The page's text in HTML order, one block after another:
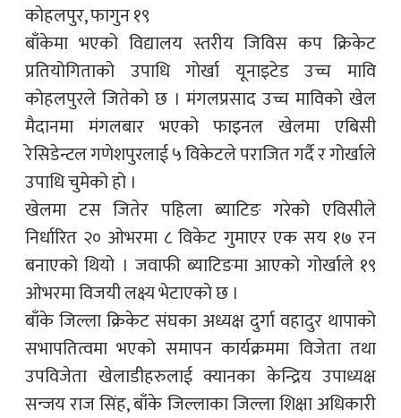
कोहलपुर, फागुन १९
बाँकेमा भएको विद्यालय स्तरीय जिविस कप क्रिकेट
प्रतियोगिताको उपाधि गोर्खा यूनाइटेड उच्च मावि
कोहलपुरले जितेको छ । मंगलप्रसाद उच्च माविको खेल
मैदानमा मंगलबार भएको फाइनल खेलमा एबिसी
रेसिडेन्टल गणेशपुरलाई ५ विकेटले पराजित गर्दै र गोर्खाले
उपाधि चुमेको हो ।
खेलमा टस जितेर पहिला ब्याटिङ गरेको एविसीले
निर्धारित २० ओभरमा ८ विकेट गुमाएर एक सय १७ रन
बनाएको थियो । जवाफी ब्याटिङमा आएको गोर्खाले १९
ओभरमा विजयी लक्ष्य भेटाएको छ ।
बाँके जिल्ला क्रिकेट संघका अध्यक्ष दुर्गा वहादुर थापाको
सभापतित्वमा भएको समापन कार्यक्रममा विजेता तथा
उपविजेता खेलाडीहरुलाई क्यानका केन्द्रिय उपाध्यक्ष
सन्जय राज सिंह, बाँके जिल्लाका जिल्ला शिक्षा अधिकारी